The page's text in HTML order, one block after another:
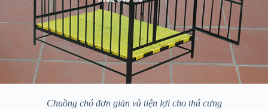
Chuồng chó đơn giản và tiện lợi cho thú cưng